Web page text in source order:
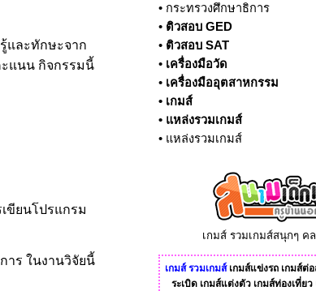
และทักษะจาก
ะแนน กิจกรรมนี้
ขียนโปรแกรม
าร ในงานวิจัยนี้
• กระทรวงศึกษาธิการ
• ติวสอบ GED
• ติวสอบ SAT
• เครื่องมือวัด
• เครื่องมืออุตสาหกรรม
• เกมส์
• แหล่งรวมเกมส์
• แหล่งรวมเกมส์
เกมส์ รวมเกมส์สนุกๆ ค
เกมส์ รวมเกมส์ เกมส์แข่งรถ เกมส์ต่อ
ระเบิด เกมส์แต่งตัว เกมส์ท่องเที่ยว